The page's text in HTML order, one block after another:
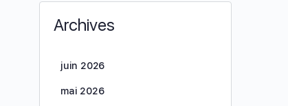
… Ce contenu est réservé aux membres du niveau
uniquement.AdhérerVous êtes déjà…...
Archives
juin 2026
mai 2026